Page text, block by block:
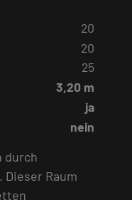
20
20
25
3,20 m
ja
nein
durch
Dieser Raum